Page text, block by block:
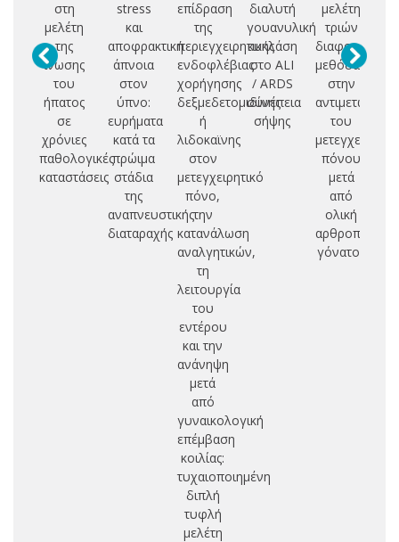
στη
μελέτη
της
ίνωσης
του
ήπατος
σε
χρόνιες
παθολογικές
καταστάσεις
stress
και
αποφρακτική
άπνοια
στον
ύπνο:
ευρήματα
κατά τα
πρώιμα
στάδια
της
αναπνευστικής
διαταραχής
επίδραση
της
περιεγχειρητικής
ενδοφλέβιας
χορήγησης
δεξμεδετομιδίνης
ή
λιδοκαϊνης
στον
μετεγχειρητικό
πόνο,
την
κατανάλωση
αναλγητικών,
τη
λειτουργία
του
εντέρου
και την
ανάνηψη
μετά
από
γυναικολογική
επέμβαση
κοιλίας:
τυχαιοποιημένη
διπλή
τυφλή
μελέτη
διαλυτή
γουανυλική
κυκλάση
στο ALI
/ ARDS
συνέπεια
σήψης
μελέτη
τριών
διαφορετικών
μεθόδων
στην
αντιμετώπιση
του
πόνου
μετά
από
ολική
γόνατος